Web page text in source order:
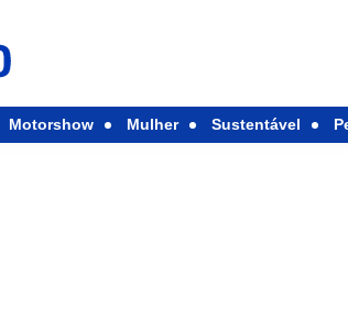
Motorshow Mulher Sustentável